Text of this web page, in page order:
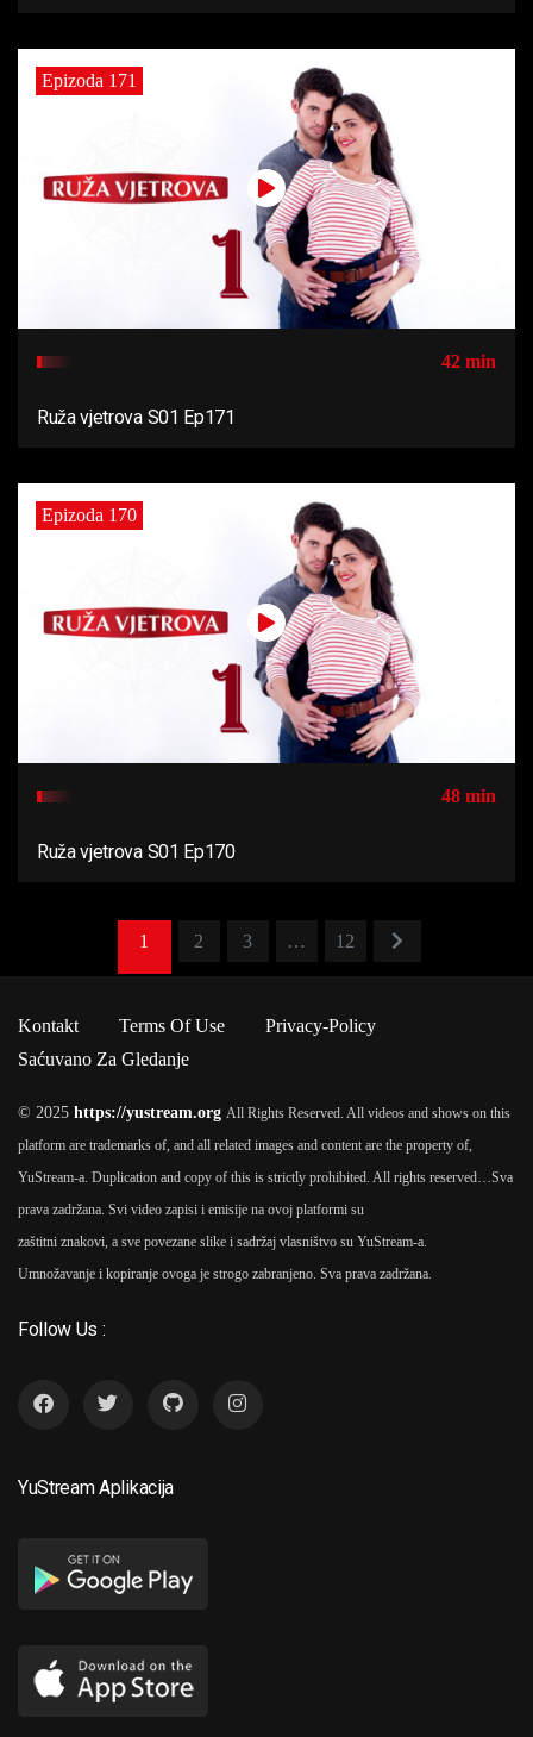
Epizoda 171
42 min
Ruža vjetrova S01 Ep171
Epizoda 170
48 min
Ruža vjetrova S01 Ep170
1 2 3 … 12
Kontakt Terms Of Use
Privacy-Policy
Saćuvano Za Gledanje
© 2025 https://yustream.org All Rights Reserved. All videos and shows on this
platform are trademarks of, and all related images and content are the property of,
YuStream-a. Duplication and copy of this is strictly prohibited. All rights reserved… Sva
prava zadržana. Svi video zapisi i emisije na ovoj platformi su
zaštitni znakovi, a sve povezane slike i sadržaj vlasništvo su YuStream-a.
Umnožavanje i kopiranje ovoga je strogo zabranjeno. Sva prava zadržana.
Follow Us :
YuStream Aplikacija